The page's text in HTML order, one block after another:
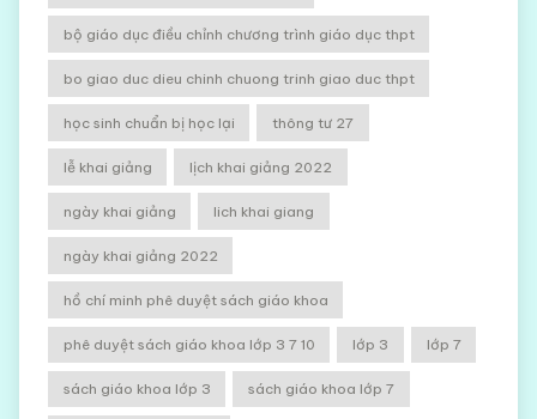
bộ giáo dục điều chỉnh chương trình giáo dục thpt
bo giao duc dieu chinh chuong trinh giao duc thpt
học sinh chuẩn bị học lại thông tư 27
lễ khai giảng lịch khai giảng 2022
ngày khai giảng lich khai giang
ngày khai giảng 2022
hồ chí minh phê duyệt sách giáo khoa
phê duyệt sách giáo khoa lớp 3 7 10 lớp 3 lớp 7
sách giáo khoa lớp 3 sách giáo khoa lớp 7